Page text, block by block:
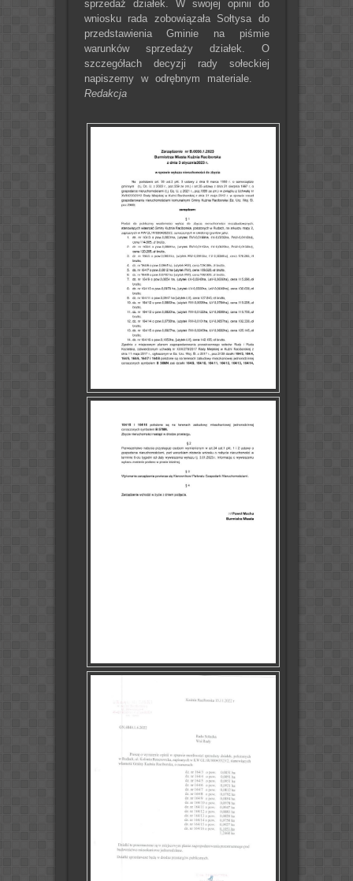
sprzedaż działek. W swojej opinii do
wniosku rada zobowiązała Sołtysa do
przedstawienia Gminie na piśmie
warunków sprzedaży działek. O
szczegółach decyzji rady sołeckiej
napiszemy w odrębnym materiale.
Redakcja